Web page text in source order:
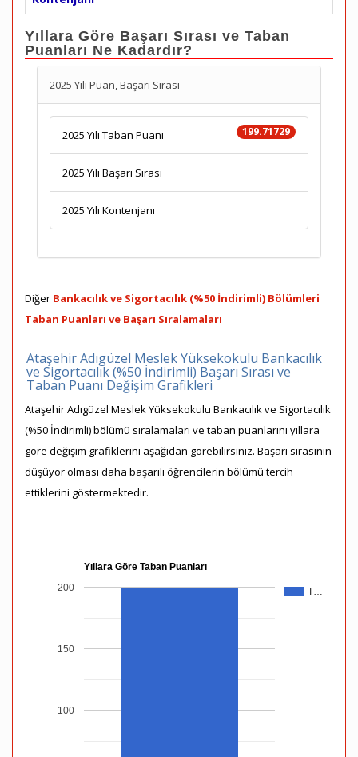
Yıllara Göre Başarı Sırası ve Taban
Puanları Ne Kadardır?
2025 Yılı Puan, Başarı Sırası
199.71729
2025 Yılı Taban Puanı
2025 Yılı Başarı Sırası
2025 Yılı Kontenjanı
Diğer Bankacılık ve Sigortacılık (%50 İndirimli) Bölümleri
Taban Puanları ve Başarı Sıralamaları
Ataşehir Adıgüzel Meslek Yüksekokulu Bankacılık
ve Sigortacılık (%50 İndirimli) Başarı Sırası ve
Taban Puanı Değişim Grafikleri
Ataşehir Adıgüzel Meslek Yüksekokulu Bankacılık ve Sigortacılık
(%50 İndirimli) bölümü sıralamaları ve taban puanlarını yıllara
göre değişim grafiklerini aşağıdan görebilirsiniz. Başarı sırasının
düşüyor olması daha başarılı öğrencilerin bölümü tercih
ettiklerini göstermektedir.
Yıllara Göre Taban Puanları
T…
100
150
200